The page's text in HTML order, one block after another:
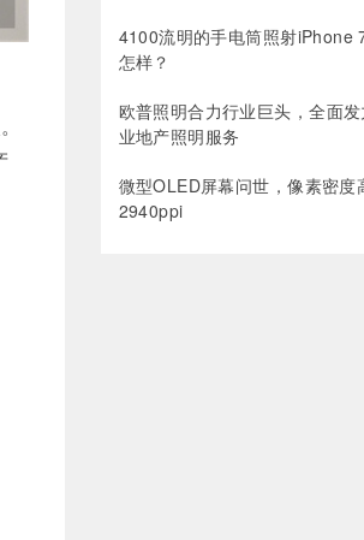
4100流明的手电筒照射iPhone
怎样？
欧普照明合力行业巨头，全面
业地产照明服务
微型OLED屏幕问世，像素密度
2940ppi